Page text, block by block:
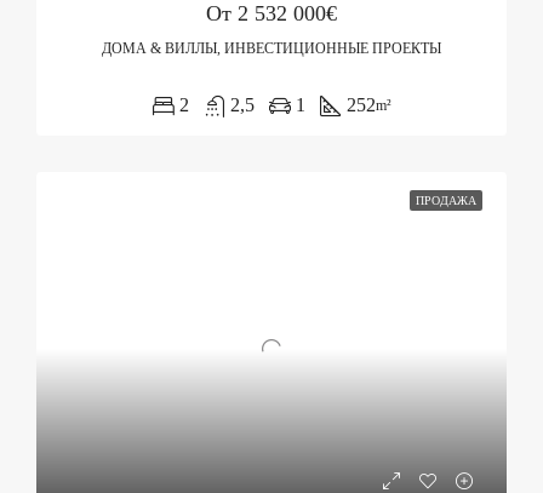
От 2 532 000€
ДОМА & ВИЛЛЫ, ИНВЕСТИЦИОННЫЕ ПРОЕКТЫ
2 2,5 1 252m²
ПРОДАЖА